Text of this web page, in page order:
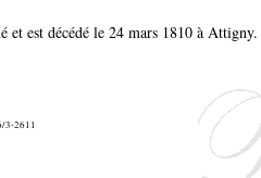
et est décédé le 24 mars 1810 à Attigny.
3-2611